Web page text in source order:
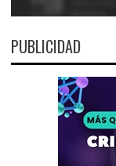
PUBLICIDAD